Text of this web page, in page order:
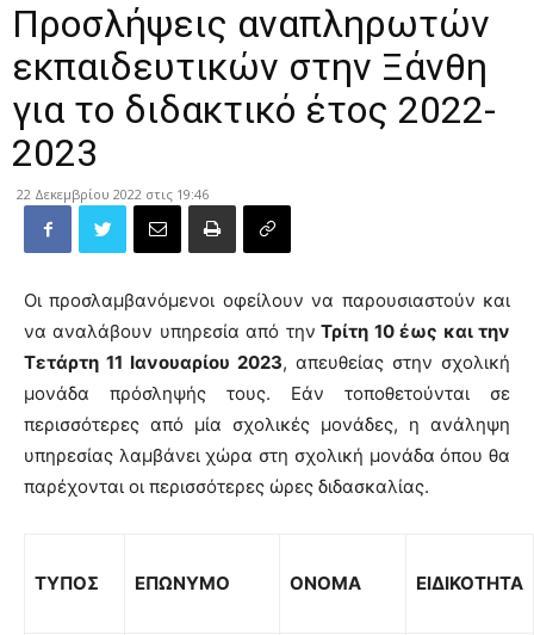
Προσλήψεις αναπληρωτών
εκπαιδευτικών στην Ξάνθη
για το διδακτικό έτος 2022-
2023
22 Δεκεμβρίου 2022 στις 19:46
Οι προσλαμβανόμενοι οφείλουν να παρουσιαστούν και
να αναλάβουν υπηρεσία από την Τρίτη 10 έως και την
Τετάρτη 11 Ιανουαρίου 2023, απευθείας στην σχολική
μονάδα πρόσληψής τους. Εάν τοποθετούνται σε
περισσότερες από μία σχολικές μονάδες, η ανάληψη
υπηρεσίας λαμβάνει χώρα στη σχολική μονάδα όπου θα
παρέχονται οι περισσότερες ώρες διδασκαλίας.
ΤΥΠΟΣ ΕΠΩΝΥΜΟ ΟΝΟΜΑ ΕΙΔΙΚΟΤΗΤΑ